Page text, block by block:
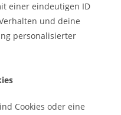
einer eindeutigen ID
und deine
personalisierter
Cookies oder eine